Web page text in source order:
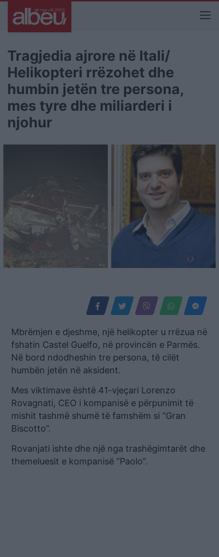
Tragjedia ajrore në Itali/
Helikopteri rrëzohet dhe
humbin jetën tre persona,
mes tyre dhe miliarderi i
njohur
Mbrëmjen e djeshme, një helikopter u rrëzua në
fshatin Castel Guelfo, në provincën e Parmës.
Në bord ndodheshin tre persona, të cilët
humbën jetën në aksident.
Mes viktimave është 41-vjeçari Lorenzo
Rovagnati, CEO i kompanisë e përpunimit të
mishit tashmë shumë të famshëm si “Gran
Biscotto”.
Rovanjati ishte dhe një nga trashëgimtarët dhe
themeluesit e kompanisë “Paolo”.